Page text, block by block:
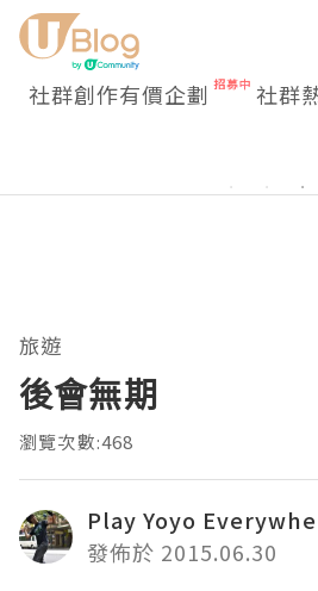
社群創作有價企劃 社群
旅遊
後會無期
瀏覽次數:468
Play Yoyo
發佈於 2015.06.30